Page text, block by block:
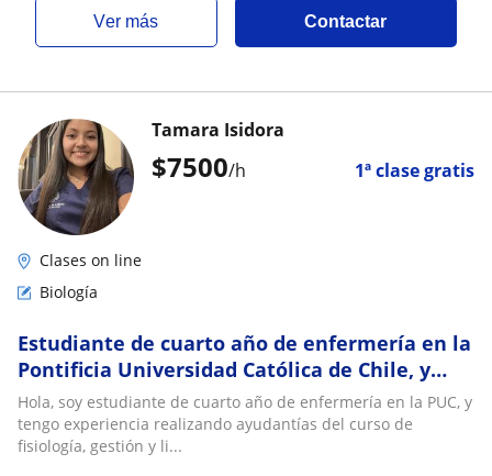
ver más Contactar
$7500/h 1ª clase gratis
Tamara Isidora
Clases on line
Biología
Estudiante de cuarto año de enfermería en la
Pontificia Universidad Católica de Chile, y
ofrezco clases particulares de biología
Hola, soy estudiante de cuarto año de enfermería en la PUC, y
tengo experiencia realizando ayudantías del curso de
fisiología, gestión y li...